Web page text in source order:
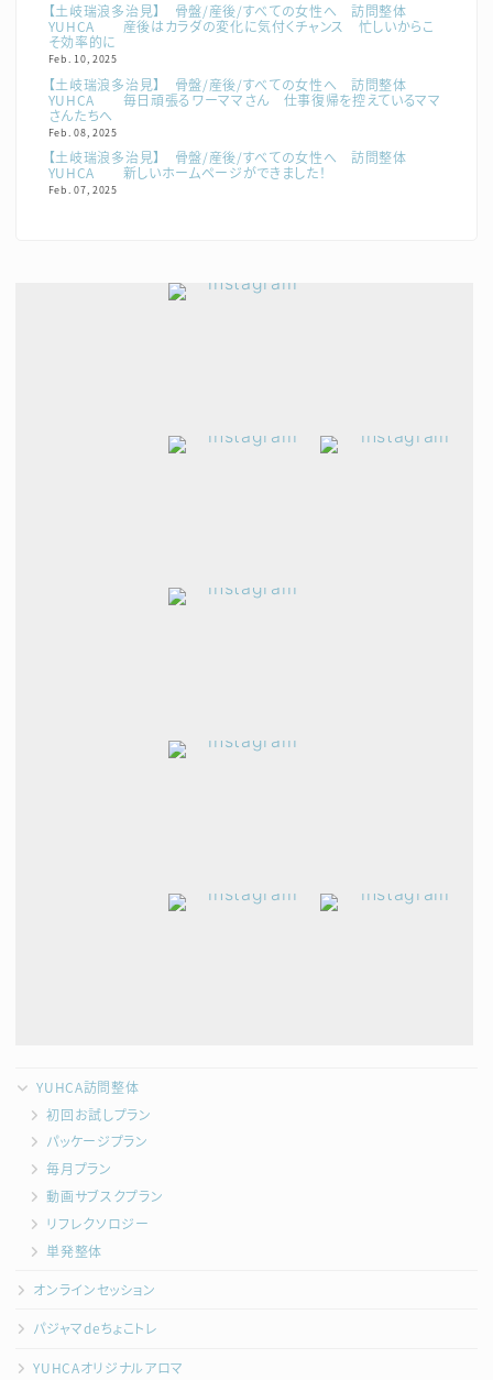
【土岐瑞浪多治見】 骨盤/産後/すべての女性へ 訪問整体
YUHCA 産後はカラダの変化に気付くチャンス 忙しいからこ
そ効率的に
Feb. 10, 2025
【土岐瑞浪多治見】 骨盤/産後/すべての女性へ 訪問整体
YUHCA 毎日頑張るワーママさん 仕事復帰を控えているママ
さんたちへ
Feb. 08, 2025
【土岐瑞浪多治見】 骨盤/産後/すべての女性へ 訪問整体
YUHCA 新しいホームページができました！
Feb. 07, 2025
YUHCA訪問整体
初回お試しプラン
パッケージプラン
毎月プラン
動画サブスクプラン
リフレクソロジー
単発整体
オンラインセッション
パジャマdeちょこトレ
YUHCAオリジナルアロマ